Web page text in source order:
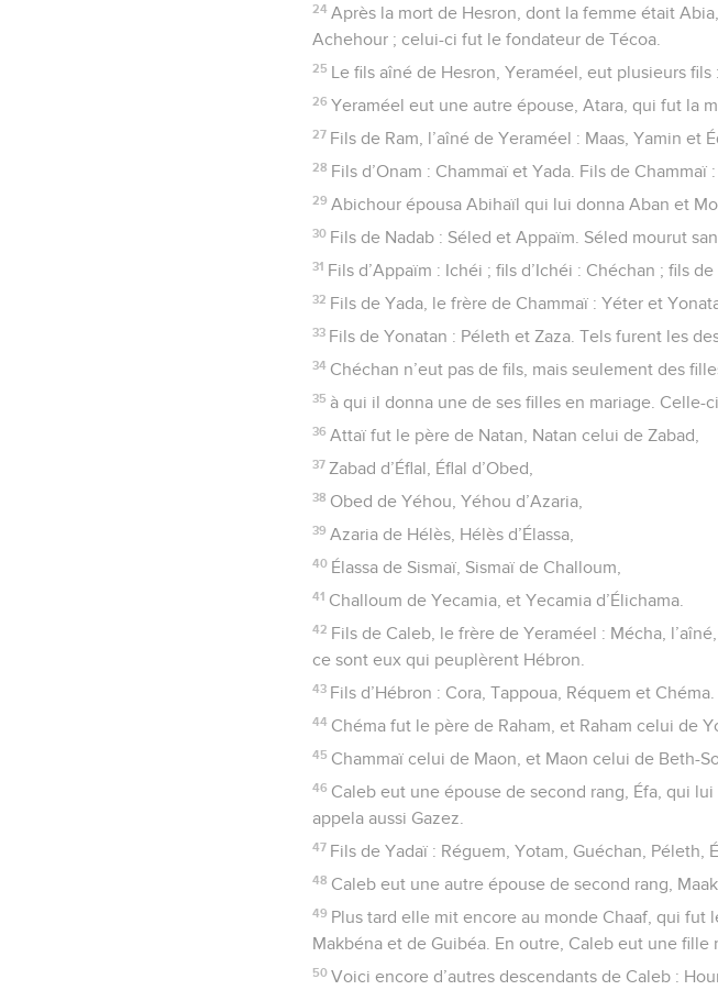
24 Après la mort de Hesron, dont la femme était
Achehour ; celui-ci fut le fondateur de Técoa.
25 Le fils aîné de Hesron, Yeraméel, eut plusieurs
26 Yeraméel eut une autre épouse, Atara, qui fut la
27 Fils de Ram, l’aîné de Yeraméel : Maas, Yamin et
28 Fils d’Onam : Chammaï et Yada. Fils de Chammaï
29 Abichour épousa Abihaïl qui lui donna Aban et
30 Fils de Nadab : Séled et Appaïm. Séled mourut
31 Fils d’Appaïm : Ichéi ; fils d’Ichéi : Chéchan ; fils
32 Fils de Yada, le frère de Chammaï : Yéter et
33 Fils de Yonatan : Péleth et Zaza. Tels furent les
34 Chéchan n’eut pas de fils, mais seulement des
35 à qui il donna une de ses filles en mariage. Celle-
36 Attaï fut le père de Natan, Natan celui de Zabad,
37 Zabad d’Éflal, Éflal d’Obed,
38 Obed de Yéhou, Yéhou d’Azaria,
39 Azaria de Hélès, Hélès d’Élassa,
40 Élassa de Sismaï, Sismaï de Challoum,
41 Challoum de Yecamia, et Yecamia d’Élichama.
42 Fils de Caleb, le frère de Yeraméel : Mécha,
ce sont eux qui peuplèrent Hébron.
43 Fils d’Hébron : Cora, Tappoua, Réquem et Chéma.
44 Chéma fut le père de Raham, et Raham celui de
45 Chammaï celui de Maon, et Maon celui de Beth-
46 Caleb eut une épouse de second rang, Éfa, qui
appela aussi Gazez.
47 Fils de Yadaï : Réguem, Yotam, Guéchan, Péleth,
48 Caleb eut une autre épouse de second rang,
49 Plus tard elle mit encore au monde Chaaf, qui
Makbéna et de Guibéa. En outre, Caleb eut une fille
50 Voici encore d’autres descendants de Caleb :